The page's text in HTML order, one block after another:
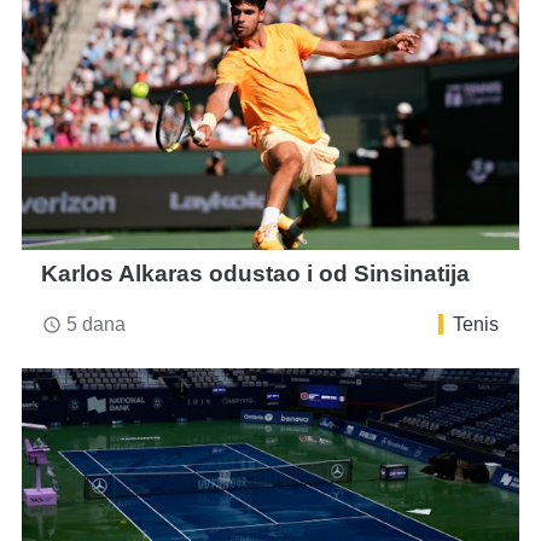
Karlos Alkaras odustao i od Sinsinatija
access_time 5 dana Tenis